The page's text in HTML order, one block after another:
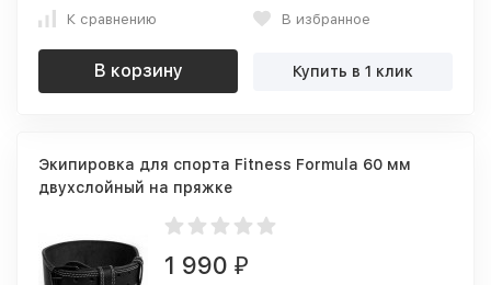
К сравнению В избранное
В корзину Купить в 1 клик
Экипировка для спорта Fitness Formula 60 мм
двухслойный на пряжке
1 990 ₽